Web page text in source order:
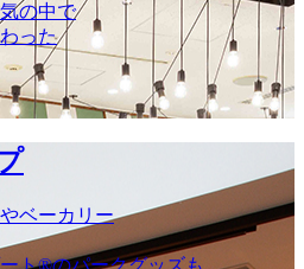
の中で
った
ベーカリー
ト®のパークグッズも